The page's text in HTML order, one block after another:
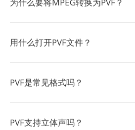
用什么打开PVF文件？
PVF是常见格式吗？
PVF支持立体声吗？